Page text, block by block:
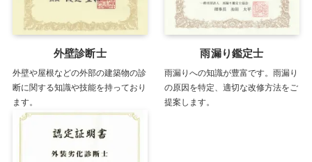
外壁診断士
外壁や屋根などの外部の建築物の診
断に関する知識や技能を持っており
ます。
雨漏り鑑定士
雨漏りへの知識が豊富です。雨漏り
の原因を特定、適切な改修方法をご
提案します。